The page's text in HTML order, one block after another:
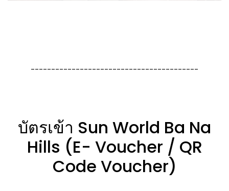
-----------------------------------------
บัตรเข้า Sun World Ba Na
Hills (E- Voucher / QR
Code Voucher)